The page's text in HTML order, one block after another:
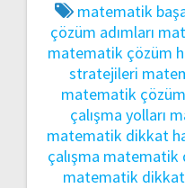
matematik
çözüm adımları
matematik çözüm
stratejileri
matematik çözüm
çalışma yolları
matematik dikkat
çalışma matematik
matematik